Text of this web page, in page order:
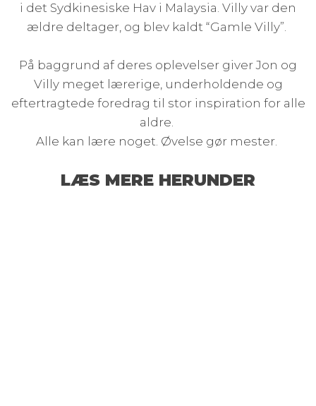
i det Sydkinesiske Hav i Malaysia. Villy var den
ældre deltager, og blev kaldt “Gamle Villy”.
På baggrund af deres oplevelser giver Jon og
Villy meget lærerige, underholdende og
eftertragtede foredrag til stor inspiration for alle
aldre.
Alle kan lære noget. Øvelse gør mester.
LÆS MERE HERUNDER